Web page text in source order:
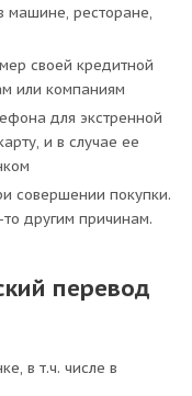
машине, ресторане,
своей кредитной
или компаниям
для экстренной
и в случае ее
совершении покупки.
другим причинам.
перевод
в т.ч. числе в